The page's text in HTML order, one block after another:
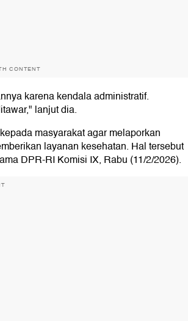
CONTENT
karena kendala administratif.
lanjut dia.
masyarakat agar melaporkan
layanan kesehatan. Hal tersebut
DPR-RI Komisi IX, Rabu (11/2/2026).